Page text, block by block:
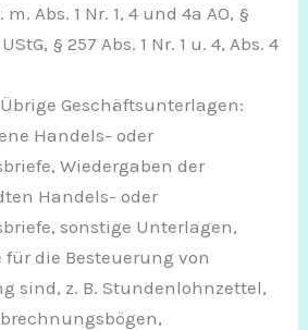
m. Abs. 1 Nr. 1, 4 und 4a AO, §
UStG, § 257 Abs. 1 Nr. 1 u. 4, Abs. 4
Geschäftsunterlagen:
Handels- oder
Wiedergaben der
Handels- oder
sonstige Unterlagen,
für die Besteuerung von
sind, z. B. Stundenlohnzettel,